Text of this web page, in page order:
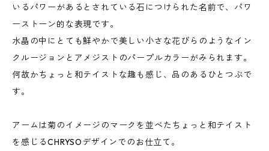
いるパワーがあるとされている石につけられた名前で、パワ
ーストーン的な表現です。
水晶の中にとても鮮やかで美しい小さな花びらのようなイン
クルージョンとアメジストのパープルカラーがみられます。
何故かちょっと和テイストな趣も感じ、品のあるひとつぶで
す。
アームは菊のイメージのマークを並べたちょっと和テイスト
を感じるCHRYSOデザインでのお仕立て。